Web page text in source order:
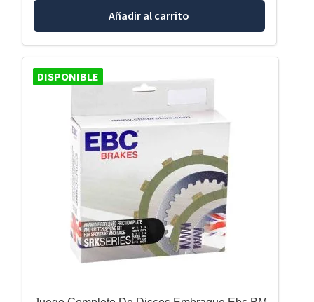
Añadir al carrito
DISPONIBLE